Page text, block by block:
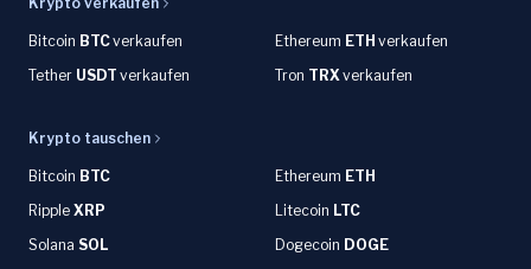
Bitcoin BTCverkaufen Ethereum ETH verkaufen
Tether USDT verkaufen Tron TRXverkaufen
Krypto tauschen
Bitcoin BTC Ethereum ETH
Ripple XRP Litecoin LTC
Solana SOL Dogecoin DOGE